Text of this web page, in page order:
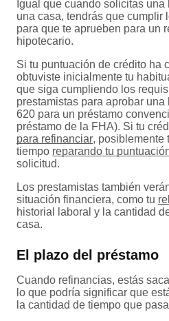
Igual que cuando solicitas
una casa, tendrás que cumplir
para que te aprueben para un
hipotecario.
Si tu puntuación de crédito ha
obtuviste inicialmente tu
que siga cumpliendo los
prestamistas para aprobar
620 para un préstamo
préstamo de la FHA). Si tu
para refinanciar, posiblemente
tiempo reparando tu
solicitud.
Los prestamistas también
situación financiera, como tu
historial laboral y la cantidad
casa.
El plazo del préstamo
Cuando refinancias, estás
lo que podría significar que
la cantidad de tiempo que